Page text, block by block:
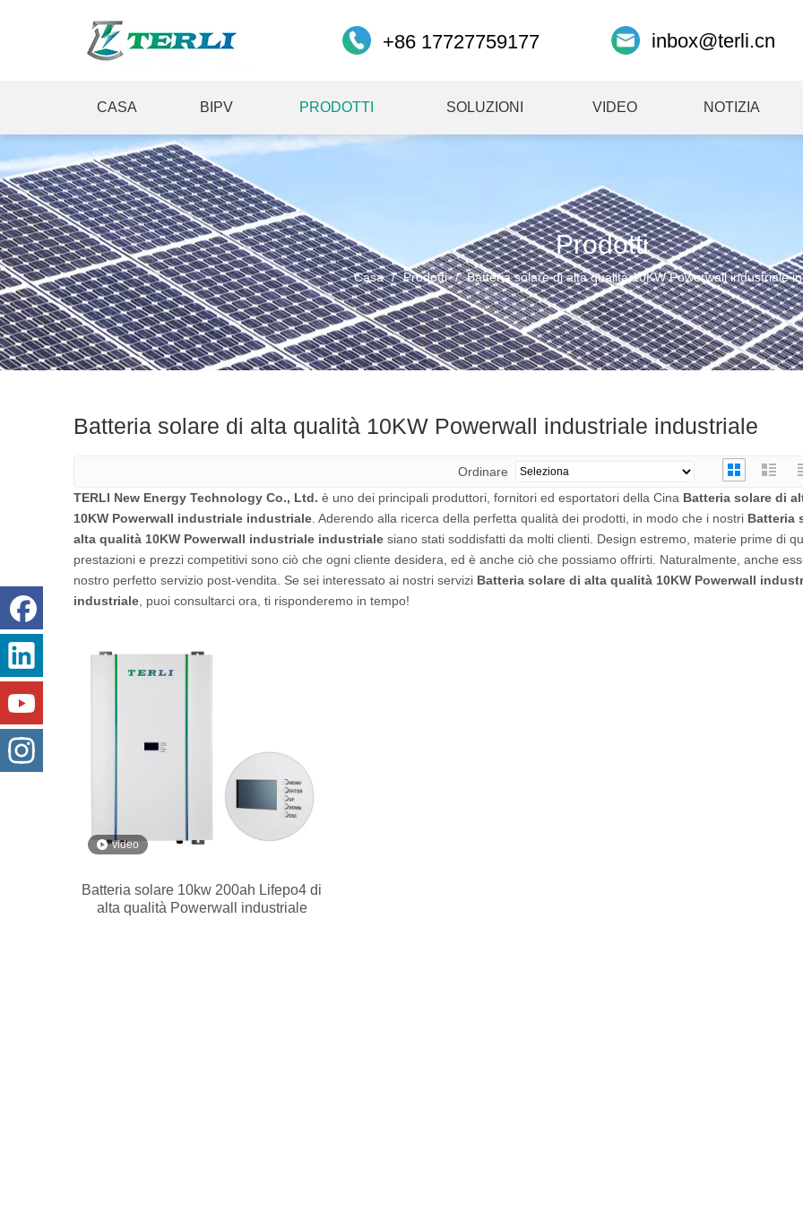
+86 17727759177 inbox@terli.cn
CASA BIPV PRODOTTI SOLUZIONI VIDEO NOTIZIA
Prodotti
Casa / Prodotti / Batteria solare di alta qualità 10KW Powerwall industriale
Batteria solare di alta qualità 10KW Powerwall industriale industriale
Ordinare
TERLI New Energy Technology Co., Ltd. è uno dei principali produttori, fornitori ed esportatori della Cina Batteria solare di
10KW Powerwall industriale industriale . Aderendo alla ricerca della perfetta qualità dei prodotti, in modo che i nostri Batteria
alta qualità 10KW Powerwall industriale industriale siano stati soddisfatti da molti clienti. Design estremo, materie prime di
prestazioni e prezzi competitivi sono ciò che ogni cliente desidera, ed è anche ciò che possiamo offrirti. Naturalmente, anche
nostro perfetto servizio post-vendita. Se sei interessato ai nostri servizi Batteria solare di alta qualità 10KW Powerwall
industriale , puoi consultarci ora, ti risponderemo in tempo!
video
Batteria solare 10kw 200ah Lifepo4 di
alta qualità Powerwall industriale